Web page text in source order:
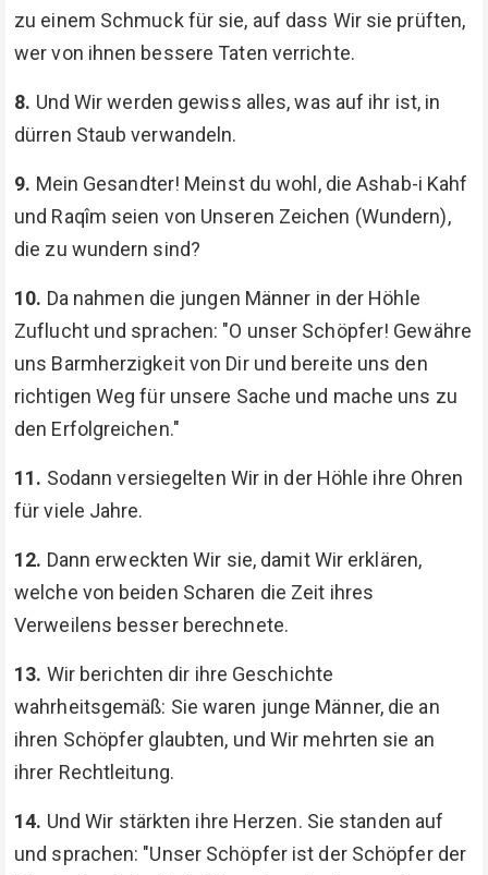
zu einem Schmuck für sie, auf dass Wir sie prüften,
wer von ihnen bessere Taten verrichte.
8. Und Wir werden gewiss alles, was auf ihr ist, in
dürren Staub verwandeln.
9. Mein Gesandter! Meinst du wohl, die Ashab-i Kahf
und Raqîm seien von Unseren Zeichen (Wundern),
die zu wundern sind?
10. Da nahmen die jungen Männer in der Höhle
Zuflucht und sprachen: "O unser Schöpfer! Gewähre
uns Barmherzigkeit von Dir und bereite uns den
richtigen Weg für unsere Sache und mache uns zu
den Erfolgreichen."
11. Sodann versiegelten Wir in der Höhle ihre Ohren
für viele Jahre.
12. Dann erweckten Wir sie, damit Wir erklären,
welche von beiden Scharen die Zeit ihres
Verweilens besser berechnete.
13. Wir berichten dir ihre Geschichte
wahrheitsgemäß: Sie waren junge Männer, die an
ihren Schöpfer glaubten, und Wir mehrten sie an
ihrer Rechtleitung.
14. Und Wir stärkten ihre Herzen. Sie standen auf
und sprachen: "Unser Schöpfer ist der Schöpfer der